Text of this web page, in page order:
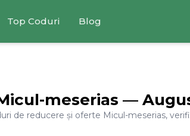
Top Coduri Blog
meserias —
de reducere și oferte Micul-meserias,